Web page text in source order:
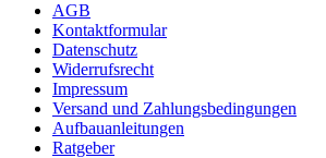
AGB
Kontaktformular
Datenschutz
Widerrufsrecht
Impressum
Versand und Zahlungsbedingungen
Aufbauanleitungen
Ratgeber